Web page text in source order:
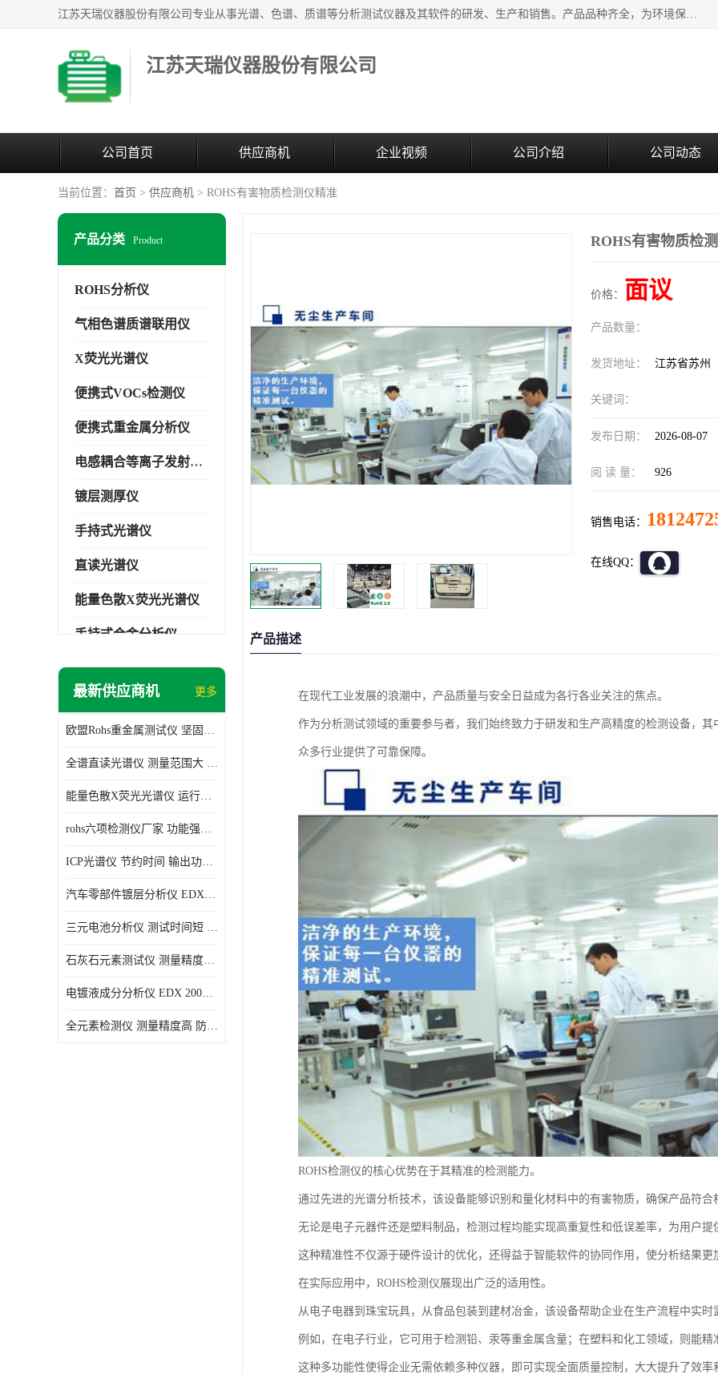
江苏天瑞仪器股份有限公司专业从事光谱、色谱、质谱等分析测试仪器及其软件的研发、生产和销售。产品品种齐全，为环境保护与安全、工业测试与分析及其它领域提供专业解决方案。 为客户提供更加先进的产品和更加满意的服务。
江苏天瑞仪器股份有限公司
公司首页 供应商机 企业视频 公司介绍 公司动态
当前位置： 首页 > 供应商机 > ROHS有害物质检测仪精准
产品分类 Product
ROHS分析仪
气相色谱质谱联用仪
X荧光光谱仪
便携式VOCs检测仪
便携式重金属分析仪
电感耦合等离子发射光谱仪
镀层测厚仪
手持式光谱仪
直读光谱仪
能量色散X荧光光谱仪
手持式合金分析仪
手持式矿石分析仪
光电直读光谱仪
便携式水质重金属检测仪
最新供应商机 更多
欧盟Rohs重金属测试仪 坚固耐用 测试结果清晰显示
全谱直读光谱仪 测量范围大 抗干扰性能好
能量色散X荧光光谱仪 运行稳定性高 方便样品的测量
rohs六项检测仪厂家 功能强大 可直接分析
ICP光谱仪 节约时间 输出功率稳定
汽车零部件镀层分析仪 EDX600PLUS 自动谱线识别
三元电池分析仪 测试时间短 体积小 方便便携
石灰石元素测试仪 测量精度高 测量方便 快捷
电镀液成分分析仪 EDX 2000A 测量 穿透力强
全元素检测仪 测量精度高 防尘 防水性能好
ROHS有害物质检
价格： 面议
产品数量：
发货地址： 江苏省苏州
关键词：
发布日期： 2026-08-07
阅 读 量： 926
销售电话：
在线QQ：
产品描述
在现代工业发展的浪潮中，产品质量与安全日益成为各行各业关注的焦点。
作为分析测试领域的重要参与者，我们始终致力于研发和生产高精度的检测设备，
众多行业提供了可靠保障。
ROHS检测仪的核心优势在于其精准的检测能力。
通过先进的光谱分析技术，该设备能够识别和量化材料中的有害物质，确保产品符合
无论是电子元器件还是塑料制品，检测过程均能实现高重复性和低误差率，为用户提
这种精准性不仅源于硬件设计的优化，还得益于智能软件的协同作用，使分析结果更
在实际应用中，ROHS检测仪展现出广泛的适用性。
从电子电器到珠宝玩具，从食品包装到建材冶金，该设备帮助企业在生产流程中实
例如，在电子行业，它可用于检测铅、汞等重金属含量；在塑料和化工领域，则能
这种多功能性使得企业无需依赖多种仪器，即可实现全面质量控制，大大提升了效率